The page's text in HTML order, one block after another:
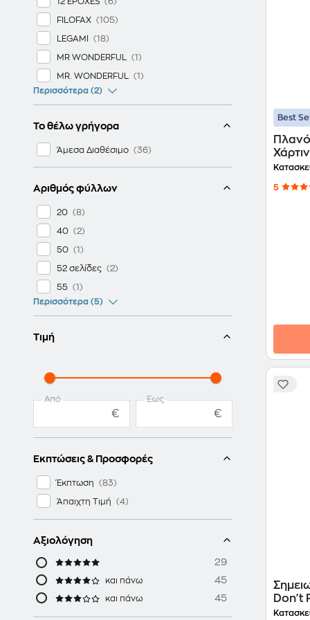
FILOFAX
LEGAMI
MR WONDERFUL
MR. WONDERFUL
Περισσότερα (2)
Το θέλω γρήγορα
Άμεσα Διαθέσιμο
Αριθμός φύλλων
20
40
50
52 σελίδες
55
Περισσότερα (5)
Τιμή
Από
€
Έως
€
Εκπτώσεις & Προσφορές
Έκπτωση
Άπαιχτη Τιμή
Αξιολόγηση
29
και πάνω 45
και πάνω 45
Best
5
Don't